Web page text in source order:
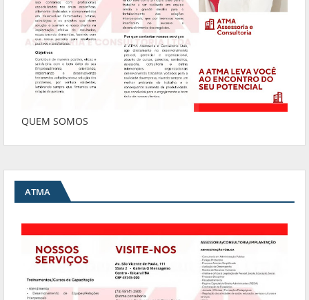
QUEM SOMOS
ATMA